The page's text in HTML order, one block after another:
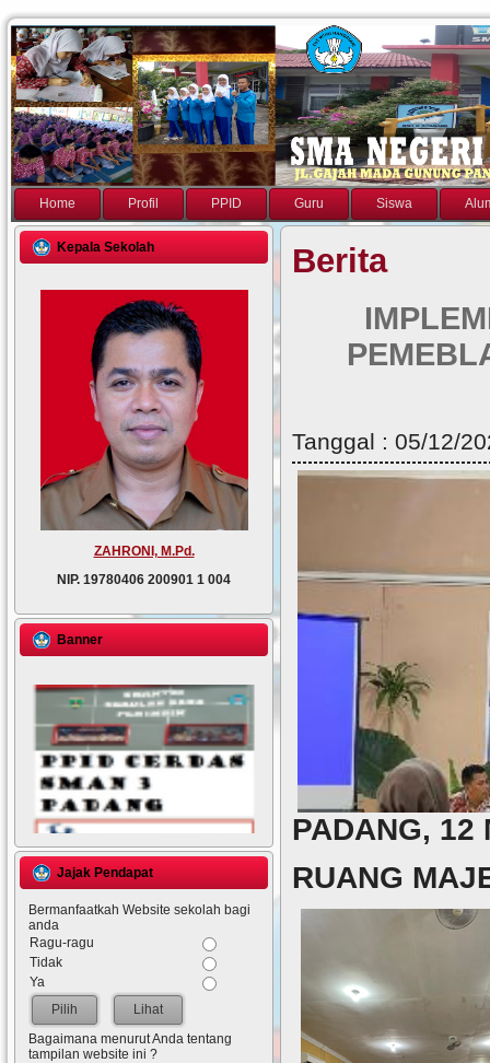
Home Profil PPID Guru Siswa
Kepala Sekolah
ZAHRONI, M.Pd.
NIP. 19780406 200901 1 004
Banner
Jajak Pendapat
Bermanfaatkah Website sekolah bagi
anda
Ragu-ragu
Tidak
Ya
Lihat
Bagaimana menurut Anda tentang
tampilan website ini ?
Berita
Tanggal : 05/12/
PADANG, 12
RUANG